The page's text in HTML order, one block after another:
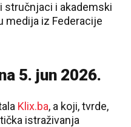
stručnjaci i akademski
medija iz Federacije
5. jun 2026.
Klix.ba, a koji, tvrde,
istraživanja